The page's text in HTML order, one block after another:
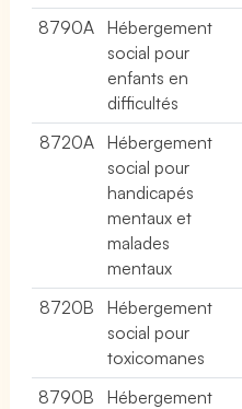
8790A Hébergement
social pour
enfants en
difficultés
8720A
Hébergement
social pour
handicapés
mentaux et
malades
mentaux
8720B
Hébergement
social pour
toxicomanes
8790B
Hébergement